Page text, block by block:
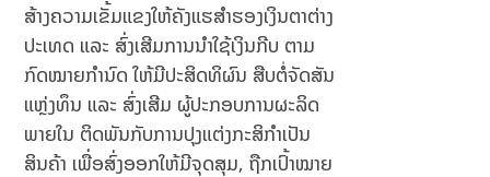
ສ້າງຄວາມເຂັ້ມແຂງໃຫ້ຄັງແຮສໍາຮອງເງິນຕາຕ່າງ
ປະເທດ ແລະ ສົ່ງເສີມການນຳໃຊ້ເງິນກີບ ຕາມ
ກົດໝາຍກຳນົດ ໃຫ້ມີປະສິດທິຜົນ ສືບຕໍ່ຈັດສັນ
ແຫຼ່ງທຶນ ແລະ ສົ່ງເສີມ ຜູ້ປະກອບການຜະລິດ
ພາຍໃນ ຕິດພັນກັບການປຸງແຕ່ງກະສິກຳເປັນ
ສິນຄ້າ ເພື່ອສົ່ງອອກໃຫ້ມີຈຸດສຸມ, ຖືກເປົ້າໝາຍ